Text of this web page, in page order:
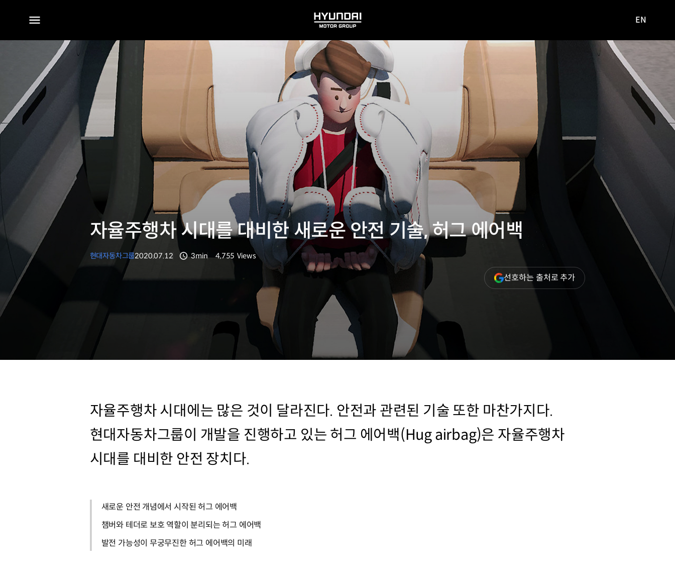
전체
HYUNDAI
MOTOR
GROUP
사이트로
EN
자율주행차 시대를 대비한 새로운 안전 기술, 허그 에어백
현대자동차그룹2020.07.12 3min 4,755 Views
선호하는 출처로 추가(새
창
자율주행차 시대에는 많은 것이 달라진다. 안전과 관련된 기술 또한 마찬가지다.
현대자동차그룹이 개발을 진행하고 있는 허그 에어백(Hug airbag)은 자율주행차
시대를 대비한 안전 장치다.
새로운 안전 개념에서 시작된 허그 에어백
챔버와 테더로 보호 역할이 분리되는 허그 에어백
발전 가능성이 무궁무진한 허그 에어백의 미래